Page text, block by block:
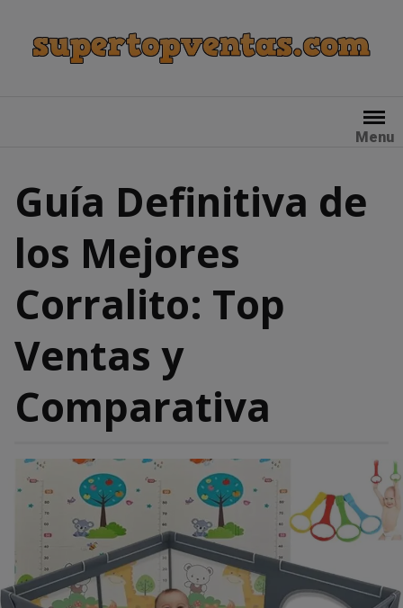
content
Menu
Guía Definitiva de
los Mejores
Corralito: Top
Ventas y
Comparativa